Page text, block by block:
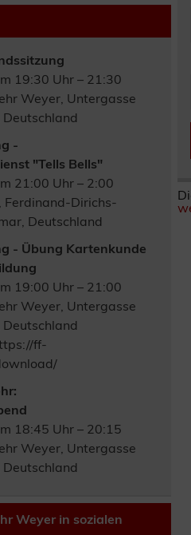
19:30 Uhr – 21:30
Weyer, Untergasse
-
"Tells Bells"
21:00 Uhr – 2:00
Ferdinand-Dirichs-
Deutschland
- Übung Kartenkunde
19:00 Uhr – 21:00
Weyer, Untergasse
ff-
18:45 Uhr – 20:15
Weyer, Untergasse
Weyer in sozialen